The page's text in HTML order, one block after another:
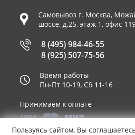
Самовывоз г. Москва,
шоссе, д.25, этаж 1, офис
8 (495) 984-46-55
8 (925) 507-75-56
Время работы
Пн-Пт 10-19, Сб 11-16
Принимаем к оплате
Пользуясь сайтом, Вы